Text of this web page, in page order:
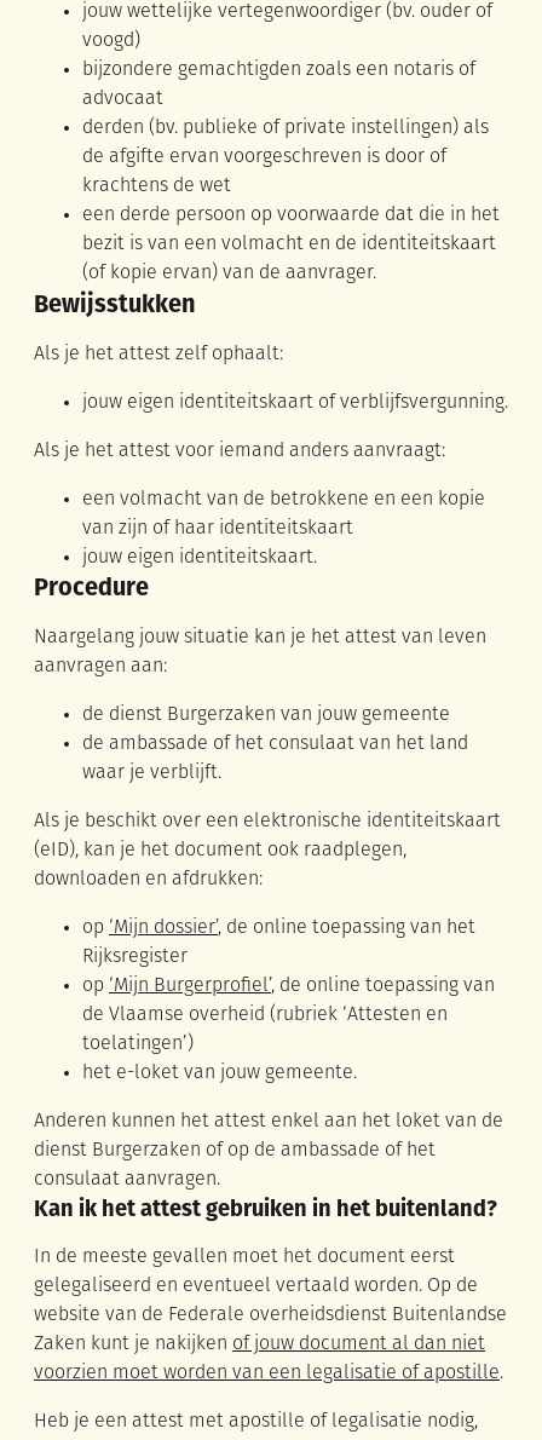
jouw wettelijke vertegenwoordiger (bv. ouder of
voogd)
bijzondere gemachtigden zoals een notaris of
advocaat
derden (bv. publieke of private instellingen) als
de afgifte ervan voorgeschreven is door of
krachtens de wet
een derde persoon op voorwaarde dat die in het
bezit is van een volmacht en de identiteitskaart
(of kopie ervan) van de aanvrager.
Bewijsstukken
Als je het attest zelf ophaalt:
jouw eigen identiteitskaart of verblijfsvergunning.
Als je het attest voor iemand anders aanvraagt:
een volmacht van de betrokkene en een kopie
van zijn of haar identiteitskaart
jouw eigen identiteitskaart.
Procedure
Naargelang jouw situatie kan je het attest van leven
aanvragen aan:
de dienst Burgerzaken van jouw gemeente
de ambassade of het consulaat van het land
waar je verblijft.
Als je beschikt over een elektronische identiteitskaart
(eID), kan je het document ook raadplegen,
downloaden en afdrukken:
op ‘Mijn dossier’, de online toepassing van het
Rijksregister
op ‘Mijn Burgerprofiel’, de online toepassing van
de Vlaamse overheid (rubriek ‘Attesten en
toelatingen’)
het e-loket van jouw gemeente.
Anderen kunnen het attest enkel aan het loket van de
dienst Burgerzaken of op de ambassade of het
consulaat aanvragen.
Kan ik het attest gebruiken in het buitenland?
In de meeste gevallen moet het document eerst
gelegaliseerd en eventueel vertaald worden. Op de
website van de Federale overheidsdienst Buitenlandse
Zaken kunt je nakijken of jouw document al dan niet
voorzien moet worden van een legalisatie of apostille.
Heb je een attest met apostille of legalisatie nodig,